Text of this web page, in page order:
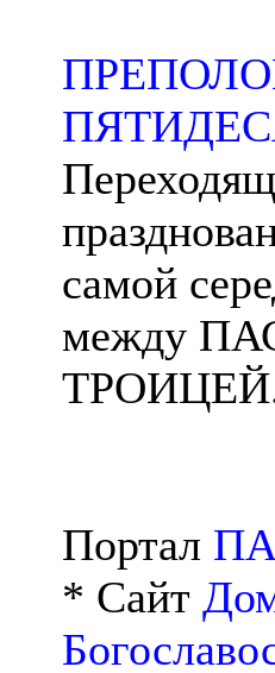
самой
между
Портал
* Сайт